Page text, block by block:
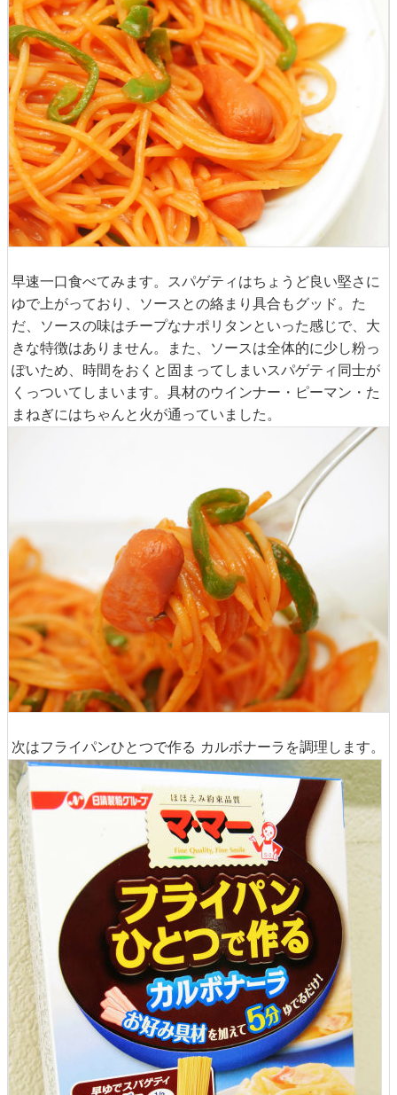
早速一口食べてみます。スパゲティはちょうど良い堅さに
ゆで上がっており、ソースとの絡まり具合もグッド。た
だ、ソースの味はチープなナポリタンといった感じで、大
きな特徴はありません。また、ソースは全体的に少し粉っ
ぽいため、時間をおくと固まってしまいスパゲティ同士が
くっついてしまいます。具材のウインナー・ピーマン・た
まねぎにはちゃんと火が通っていました。
次はフライパンひとつで作る カルボナーラを調理します。